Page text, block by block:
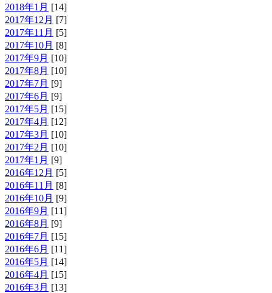
2018年1月 [14]
2017年12月 [7]
2017年11月 [5]
2017年10月 [8]
2017年9月 [10]
2017年8月 [10]
2017年7月 [9]
2017年6月 [9]
2017年5月 [15]
2017年4月 [12]
2017年3月 [10]
2017年2月 [10]
2017年1月 [9]
2016年12月 [5]
2016年11月 [8]
2016年10月 [9]
2016年9月 [11]
2016年8月 [9]
2016年7月 [15]
2016年6月 [11]
2016年5月 [14]
2016年4月 [15]
2016年3月 [13]